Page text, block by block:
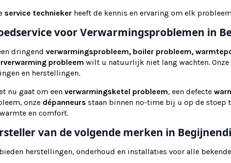
service technieker heeft de kennis en ervaring om elk
voor Verwarmingsproblemen in
dringend verwarmingsprobleem, boiler probleem,
probleem wilt u natuurlijk niet lang wachten. Onze
en herstellingen.
nu gaat om een verwarmingsketel probleem, een defecte
onze dépanneurs staan binnen no-time bij u op de stoep
en comfort.
van de volgende merken in
herstellingen, onderhoud en installaties voor alle